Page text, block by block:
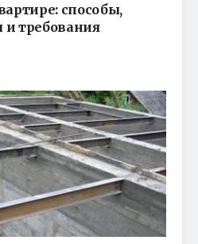
способы,
требования